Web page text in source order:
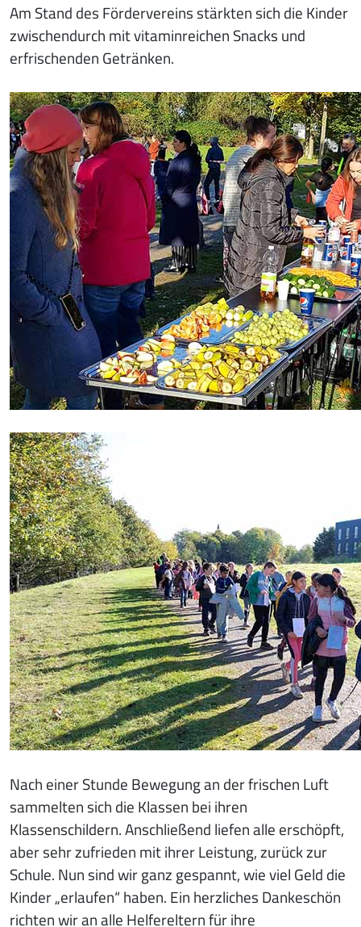
Am Stand des Fördervereins stärkten sich die Kinder
zwischendurch mit vitaminreichen Snacks und
erfrischenden Getränken.
Nach einer Stunde Bewegung an der frischen Luft
sammelten sich die Klassen bei ihren
Klassenschildern. Anschließend liefen alle erschöpft,
aber sehr zufrieden mit ihrer Leistung, zurück zur
Schule. Nun sind wir ganz gespannt, wie viel Geld die
Kinder „erlaufen“ haben. Ein herzliches Dankeschön
richten wir an alle Helfereltern für ihre